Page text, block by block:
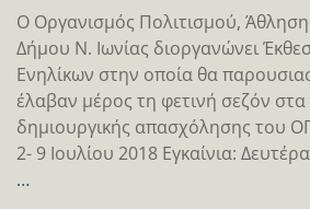
O Οργανισμός Πολιτισμού,
Δήμου Ν. Ιωνίας διοργανώνει
Ενηλίκων στην οποία θα
έλαβαν μέρος τη φετινή σεζόν
δημιουργικής απασχόλησης του
2- 9 Ιουλίου 2018 Εγκαίνια:
…